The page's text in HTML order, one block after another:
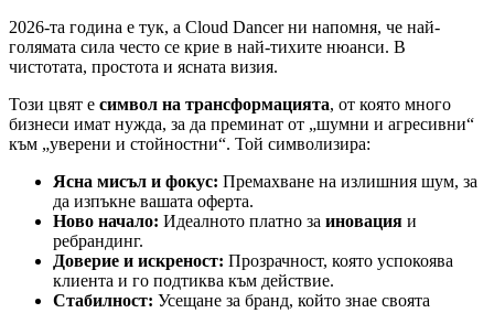
2026-та година е тук, а Cloud Dancer ни напомня, че най-
голямата сила често се крие в най-тихите нюанси. В
чистотата, простота и ясната визия.
Този цвят е символ на трансформацията, от която много
бизнеси имат нужда, за да преминат от „шумни и агресивни“
към „уверени и стойностни“. Той символизира:
Ясна мисъл и фокус: Премахване на излишния шум, за
да изпъкне вашата оферта.
Ново начало: Идеалното платно за иновация и
ребрандинг.
Доверие и искреност: Прозрачност, която успокоява
клиента и го подтиква към действие.
Стабилност: Усещане за бранд, който знае своята